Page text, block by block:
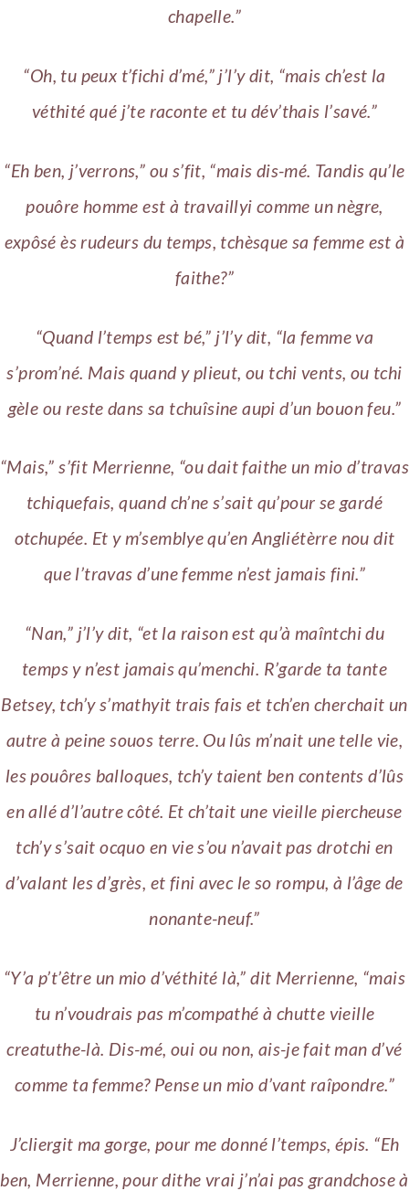
chapelle.”
“Oh, tu peux t’fichi d’mé,” j’l’y dit, “mais ch’est la
véthité qué j’te raconte et tu dév’thais l’savé.”
“Eh ben, j’verrons,” ou s’fit, “mais dis-mé. Tandis qu’le
pouôre homme est à travaillyi comme un nègre,
expôsé ès rudeurs du temps, tchèsque sa femme est à
faithe?”
“Quand l’temps est bé,” j’l’y dit, “la femme va
s’prom’né. Mais quand y plieut, ou tchi vents, ou tchi
gèle ou reste dans sa tchuîsine aupi d’un bouon feu.”
“Mais,” s’fit Merrienne, “ou dait faithe un mio d’travas
tchiquefais, quand ch’ne s’sait qu’pour se gardé
otchupée. Et y m’semblye qu’en Angliétèrre nou dit
que l’travas d’une femme n’est jamais fini.”
“Nan,” j’l’y dit, “et la raison est qu’à maîntchi du
temps y n’est jamais qu’menchi. R’garde ta tante
Betsey, tch’y s’mathyit trais fais et tch’en cherchait un
autre à peine souos terre. Ou lûs m’nait une telle vie,
les pouôres balloques, tch’y taient ben contents d’lûs
en allé d’l’autre côté. Et ch’tait une vieille piercheuse
tch’y s’sait ocquo en vie s’ou n’avait pas drotchi en
d’valant les d’grès, et fini avec le so rompu, à l’âge de
nonante-neuf.”
“Y’a p’t’être un mio d’véthité là,” dit Merrienne, “mais
tu n’voudrais pas m’compathé à chutte vieille
creatuthe-là. Dis-mé, oui ou non, ais-je fait man d’vé
comme ta femme? Pense un mio d’vant raîpondre.”
J’cliergit ma gorge, pour me donné l’temps, épis. “Eh
ben, Merrienne, pour dithe vrai j’n’ai pas grandchose à